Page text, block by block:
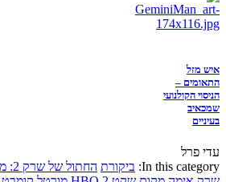
איש מזל
התאומים –
הניסוי הקולנועי
שמכאיב
בעיניים
עדי פרל
In this category: ביקורת החתול של שרק 2: משאלה אחת ודי